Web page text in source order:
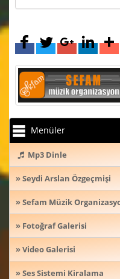
Menüler
Mp3 Dinle
» Seydi Arslan Özgeçmişi
» Sefam Müzik
» Fotoğraf Galerisi
» Video Galerisi
» Ses Sistemi Kiralama